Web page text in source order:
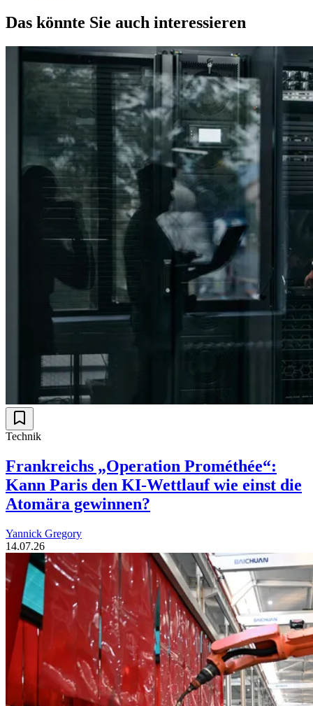
Das könnte Sie auch interessieren
Technik
Frankreichs „Operation Prométhée“:
Kann Paris den KI-Wettlauf wie einst die
Atomära gewinnen?
Yannick Gregory
14.07.26